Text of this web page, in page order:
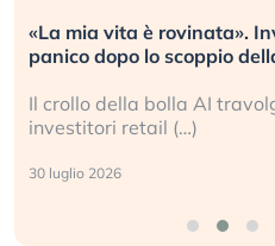
«La mia vita è rovinata».
panico dopo lo scoppio
Il crollo della bolla AI
investitori retail (…)
30 luglio 2026